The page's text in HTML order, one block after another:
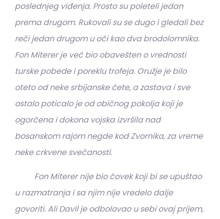
poslednjeg viđenja. Prosto su poleteli jedan
prema drugom. Rukovali su se dugo i gledali bez
reči jedan drugom u oči kao dva brodolomnika.
Fon Miterer je već bio obavešten o vrednosti
turske pobede i poreklu trofeja. Oružje je bilo
oteto od neke srbijanske čete, a zastava i sve
ostalo poticalo je od običnog pokolja koji je
ogorčena i dokona vojska izvršila nad
bosanskom rajom negde kod Zvornika, za vreme
neke crkvene svečanosti.
Fon Miterer nije bio čovek koji bi se upuštao
u razmatranja i sa njim nije vredelo dalje
govoriti. Ali Davil je odbolovao u sebi ovaj prijem,